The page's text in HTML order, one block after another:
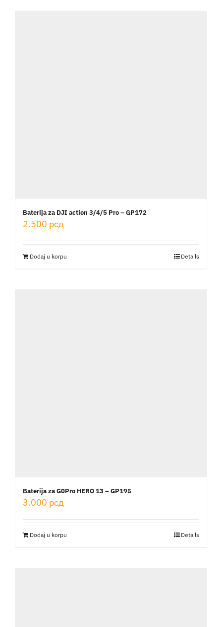
Baterija za DJI action 3/4/5 Pro – GP172
2.500 рсд
Dodaj u korpu Details
Baterija za G0Pro HERO 13 – GP195
3.000 рсд
Dodaj u korpu Details